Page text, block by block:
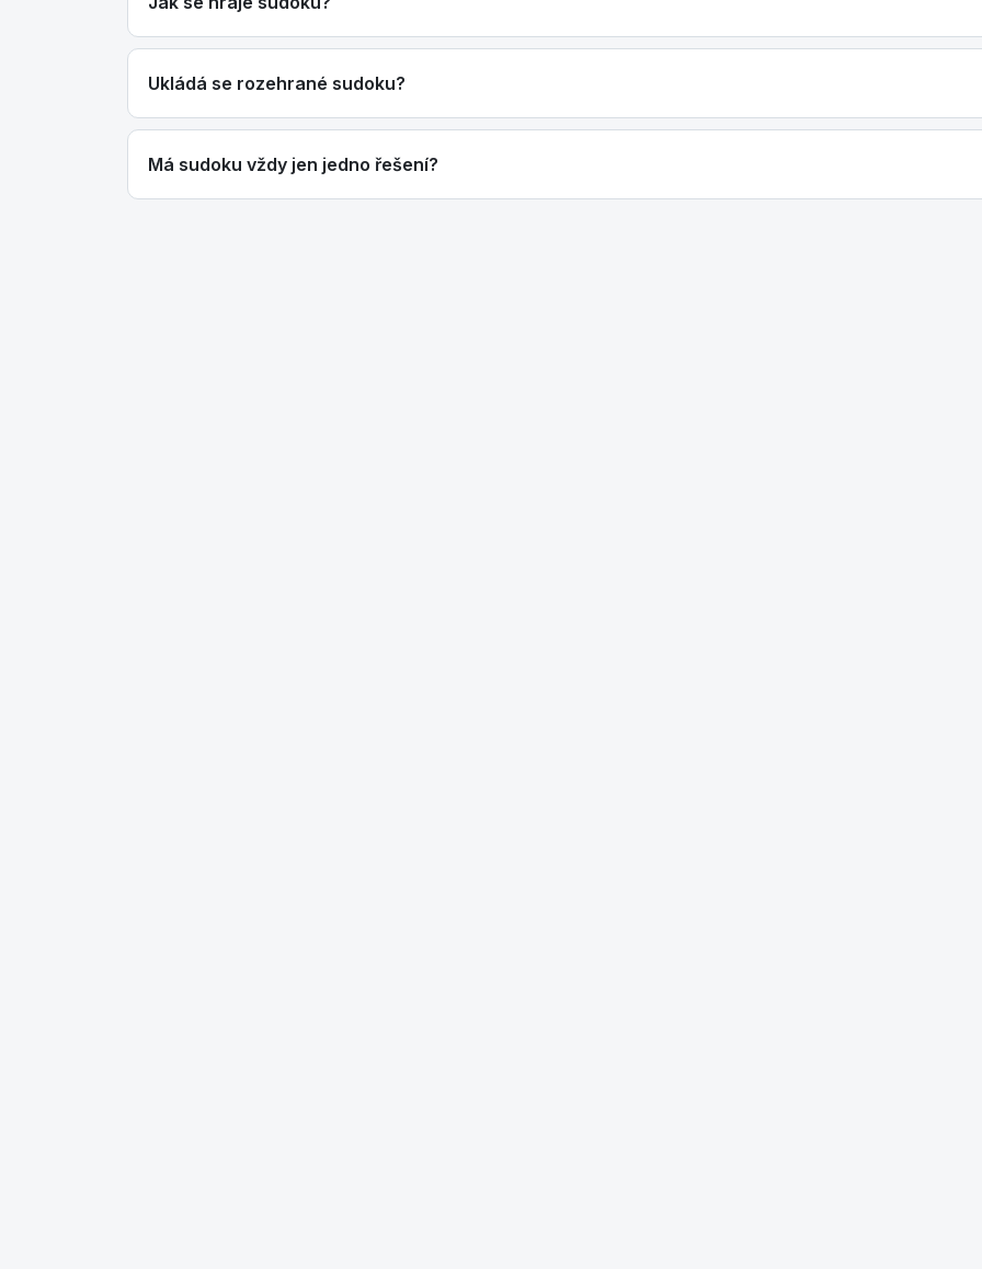
Ukládá se rozehrané sudoku?
Má sudoku vždy jen jedno řešení?